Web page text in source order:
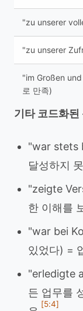
"zu unserer
"zu unserer
"im Großen
로 만족)
기타 코드화된
"war stets
달성하지
"zeigte
한 이해를
"war bei
있었다) =
"erledigte
든 업무를
[5:4]